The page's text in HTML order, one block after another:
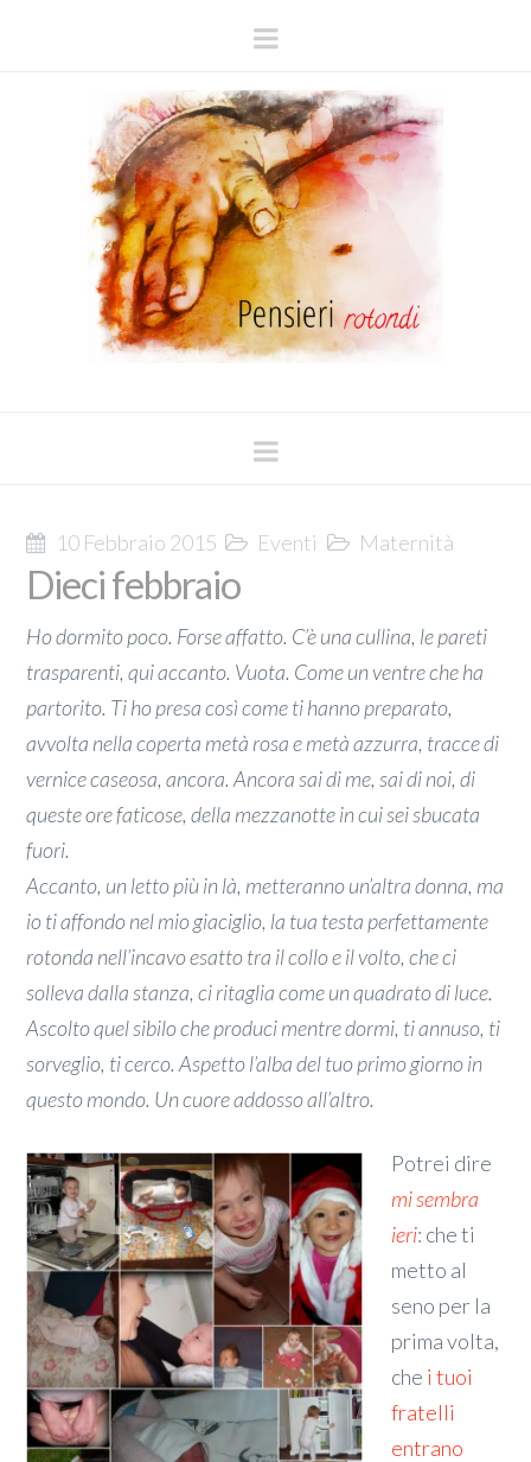
Navigation
Navigation
10 Febbraio 2015 Eventi Maternità
Dieci febbraio
Ho dormito poco. Forse affatto. C’è una cullina, le pareti
trasparenti, qui accanto. Vuota. Come un ventre che ha
partorito. Ti ho presa così come ti hanno preparato,
avvolta nella coperta metà rosa e metà azzurra, tracce di
vernice caseosa, ancora. Ancora sai di me, sai di noi, di
queste ore faticose, della mezzanotte in cui sei sbucata
fuori.
Accanto, un letto più in là, metteranno un’altra donna, ma
io ti affondo nel mio giaciglio, la tua testa perfettamente
rotonda nell’incavo esatto tra il collo e il volto, che ci
solleva dalla stanza, ci ritaglia come un quadrato di luce.
Ascolto quel sibilo che produci mentre dormi, ti annuso, ti
sorveglio, ti cerco. Aspetto l’alba del tuo primo giorno in
questo mondo. Un cuore addosso all’altro.
Potrei dire
mi sembra
ieri: che ti
metto al
seno per la
prima volta,
che i tuoi
fratelli
entrano